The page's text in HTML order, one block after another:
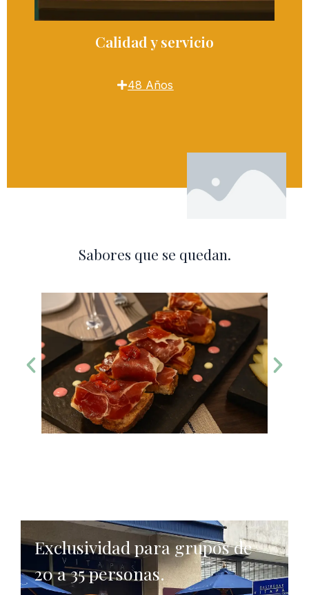
Calidad y servicio
48 Años
Sabores que se quedan.
Exclusividad para grupos de
20 a 35 personas.